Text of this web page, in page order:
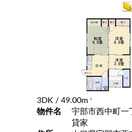
3DK / 49.00m 2
物件名
宇部市西中町
貸家